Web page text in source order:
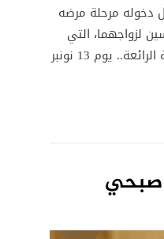
دخوله مرحلة مرضه
لزواجهما، التي
يوم 13 نونبر
صبحي